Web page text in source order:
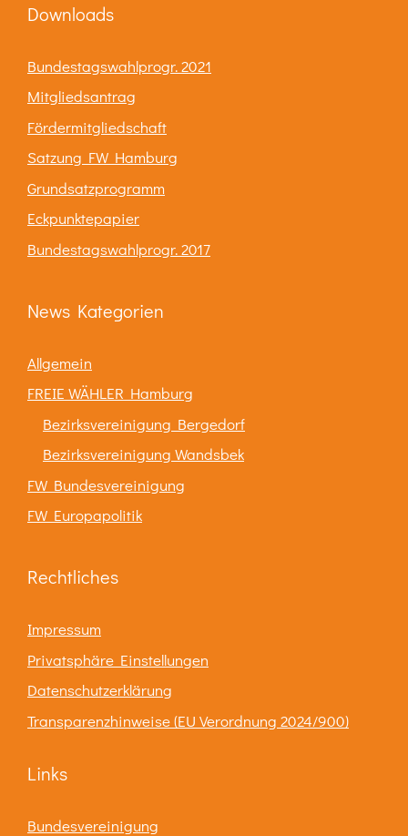
Downloads
Bundestagswahlprogr. 2021
Mitgliedsantrag
Fördermitgliedschaft
Satzung FW Hamburg
Grundsatzprogramm
Eckpunktepapier
Bundestagswahlprogr. 2017
News Kategorien
Allgemein
FREIE WÄHLER Hamburg
Bezirksvereinigung Bergedorf
Bezirksvereinigung Wandsbek
FW Bundesvereinigung
FW Europapolitik
Rechtliches
Impressum
Privatsphäre Einstellungen
Datenschutzerklärung
Transparenzhinweise (EU Verordnung 2024/900)
Links
Bundesvereinigung